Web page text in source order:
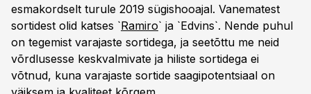
esmakordselt turule 2019 sügishooajal. Vanematest
sortidest olid katses `Ramiro` ja `Edvins`. Nende puhul
on tegemist varajaste sortidega, ja seetõttu me neid
võrdlusesse keskvalmivate ja hiliste sortidega ei
võtnud, kuna varajaste sortide saagipotentsiaal on